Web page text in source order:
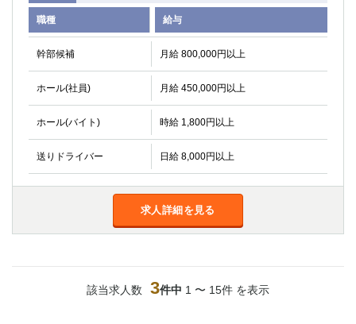
職種 給与
幹部候補 月給 800,000円以上
ホール(社員) 月給 450,000円以上
ホール(バイト) 時給 1,800円以上
送りドライバー 日給 8,000円以上
求人詳細を見る
該当求人数 3件中 1 〜 15件 を表示
茨城県
土浦 ひたち野うしく
群馬県
高崎 館林
0 選択した内容で設定